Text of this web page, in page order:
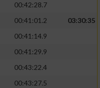
00:42:28.7
00:41:01.2
03:30:35
00:41:14.9
00:41:29.9
00:43:22.4
00:43:27.5